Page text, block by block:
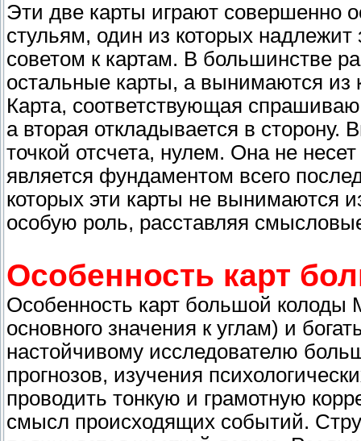
Эти две карты играют совершенно
стульям, один из которых
советом к картам. В большинстве
остальные карты, а вынимаются из
Карта, соответствующая
а вторая откладывается в сторону.
точкой отсчета, нулем. Она не
является фундаментом всего
которых эти карты не вынимаются
особую роль, расставляя
Особенность карт
Особенность карт большой
основного значения к углам) и
настойчивому исследователю
прогнозов, изучения
проводить тонкую и грамотную
смысл происходящих событий.